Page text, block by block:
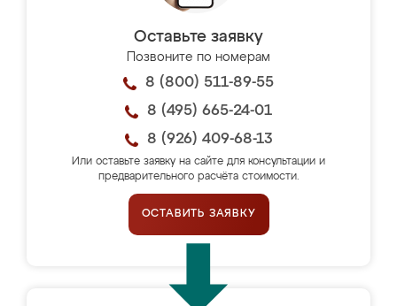
Оставьте заявку
Позвоните по номерам
8 (800) 511-89-55
8 (495) 665-24-01
8 (926) 409-68-13
Или оставьте заявку на сайте для консультации и
предварительного расчёта стоимости.
ОСТАВИТЬ ЗАЯВКУ